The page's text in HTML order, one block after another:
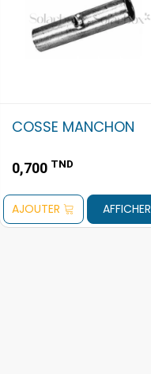
COSSE MANCHON
0,700 TND
AJOUTER AFFICHER